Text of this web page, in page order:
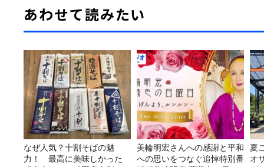
あわせて読みたい
なぜ人気？十割そばの魅
力！ 最高に美味しかった
美輪明宏さんへの感謝と平和
への思いをつなぐ追悼特別番
夏
オ